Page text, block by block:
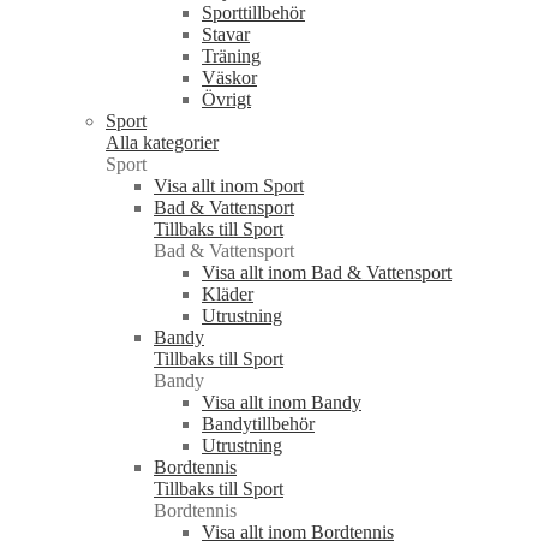
Sporttillbehör
Stavar
Träning
Väskor
Övrigt
Sport
Alla kategorier
Sport
Visa allt inom Sport
Bad & Vattensport
Tillbaks till Sport
Bad & Vattensport
Visa allt inom Bad & Vattensport
Kläder
Utrustning
Bandy
Tillbaks till Sport
Bandy
Visa allt inom Bandy
Bandytillbehör
Utrustning
Bordtennis
Tillbaks till Sport
Bordtennis
Visa allt inom Bordtennis